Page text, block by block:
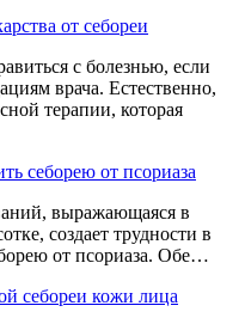
от себореи
с болезнью, если
врача. Естественно,
терапии, которая
себорею от псориаза
выражающаяся в
создает трудности в
от псориаза. Обе…
себореи кожи лица